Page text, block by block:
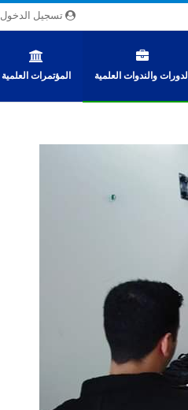
تسجيل الدخول
الدورات والندوات العلمية المؤتمرات العلمية